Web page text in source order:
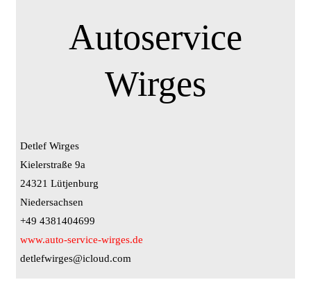
Autoservice
Wirges
Detlef Wirges
Kielerstraße 9a
24321 Lütjenburg
Niedersachsen
+49 4381404699
www.auto-service-wirges.de
detlefwirges@icloud.com